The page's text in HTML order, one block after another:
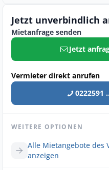
Jetzt unverbindlich
Mietanfrage senden
Jetzt
Vermieter direkt anrufen
0222591
WEITERE OPTIONEN
Alle Mietangebote des
anzeigen